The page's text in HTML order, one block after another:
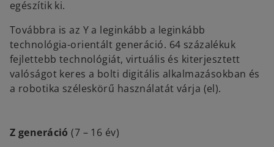
egészítik ki.
Továbbra is az Y a leginkább a leginkább
technológia-orientált generáció. 64 százalékuk
fejlettebb technológiát, virtuális és kiterjesztett
valóságot keres a bolti digitális alkalmazásokban és
a robotika széleskörű használatát várja (el).
Z generáció (7 – 16 év)